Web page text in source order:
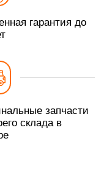
гарантия до
запчасти
склада в